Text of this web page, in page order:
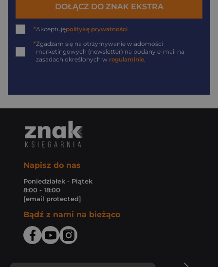
DOŁĄCZ DO ZNAK EKSTRA
*Akceptujępolitykę prywatności
*Zgadzam się na otrzymywanie wiadomości
marketingowych (newsletter) na podany e-mail na
zasadach określonych w regulaminie
Napisz do nas
Poniedziałek - Piątek
8:00 - 18:00
[email protected]
Bądź z nami na bieżąco